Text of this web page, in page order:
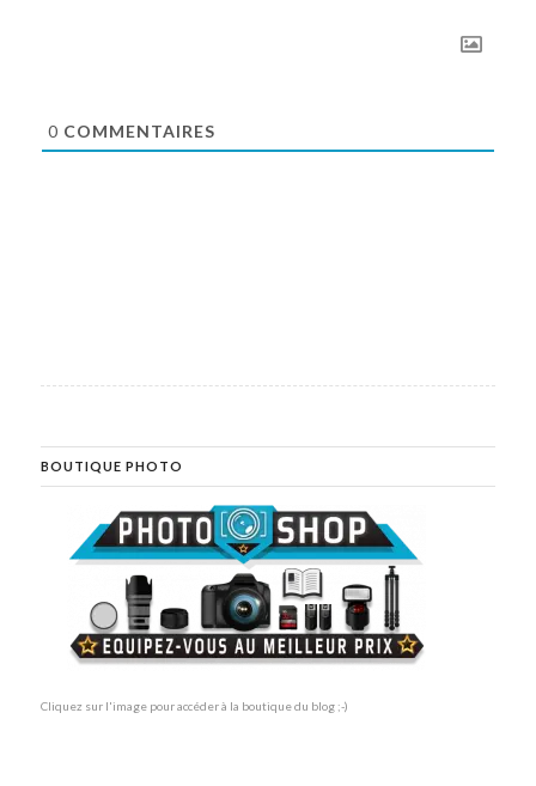
0 COMMENTAIRES
BOUTIQUE PHOTO
Cliquez sur l'image pour accéder à la boutique du blog ;-)